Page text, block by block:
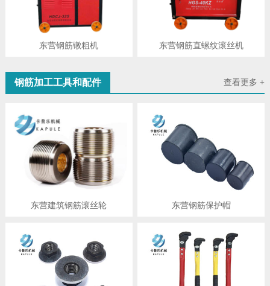
东营钢筋镦粗机 东营钢筋直螺纹滚丝机
查看更多 +
钢筋加工工具和配件
东营建筑钢筋滚丝轮 东营钢筋保护帽